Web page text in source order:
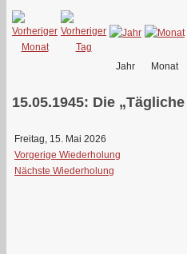
Jahr Monat
15.05.1945: Die
Freitag, 15. Mai 2026
Vorgerige Wiederholung
Nächste Wiederholung